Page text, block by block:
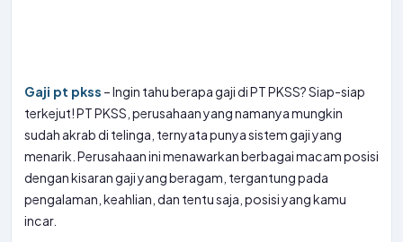
Gaji pt pkss – Ingin tahu berapa gaji di PT PKSS? Siap-siap
terkejut! PT PKSS, perusahaan yang namanya mungkin
sudah akrab di telinga, ternyata punya sistem gaji yang
menarik. Perusahaan ini menawarkan berbagai macam posisi
dengan kisaran gaji yang beragam, tergantung pada
pengalaman, keahlian, dan tentu saja, posisi yang kamu
incar.